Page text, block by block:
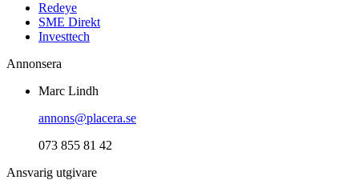
Redeye
SME Direkt
Investtech
Annonsera
Marc Lindh
annons@placera.se
073 855 81 42
Ansvarig utgivare